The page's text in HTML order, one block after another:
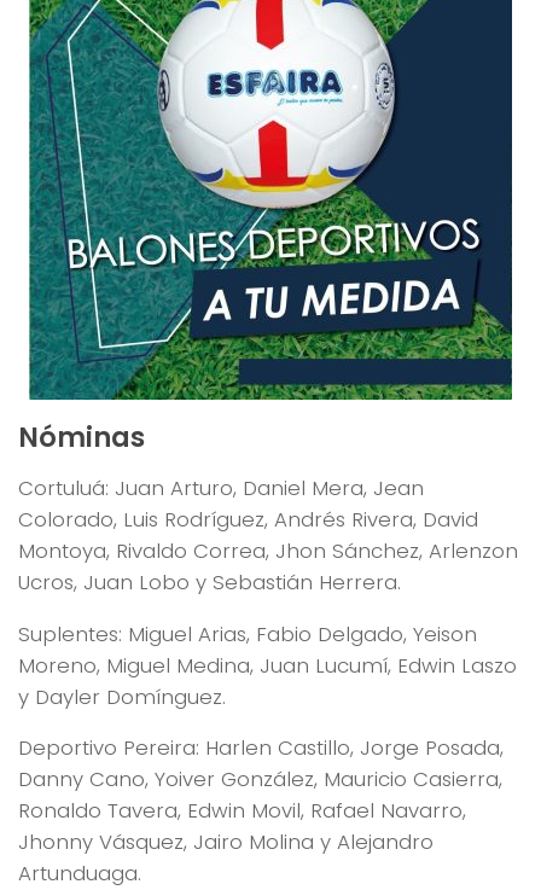
Nóminas
Cortuluá: Juan Arturo, Daniel Mera, Jean
Colorado, Luis Rodríguez, Andrés Rivera, David
Montoya, Rivaldo Correa, Jhon Sánchez, Arlenzon
Ucros, Juan Lobo y Sebastián Herrera.
Suplentes: Miguel Arias, Fabio Delgado, Yeison
Moreno, Miguel Medina, Juan Lucumí, Edwin Laszo
y Dayler Domínguez.
Deportivo Pereira: Harlen Castillo, Jorge Posada,
Danny Cano, Yoiver González, Mauricio Casierra,
Ronaldo Tavera, Edwin Movil, Rafael Navarro,
Jhonny Vásquez, Jairo Molina y Alejandro
Artunduaga.